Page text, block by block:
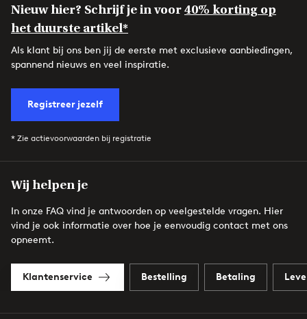
Nieuw hier? Schrijf je in voor40% korting op
het duurste artikel*
Als klant bij ons ben jij de eerste met exclusieve aanbiedingen,
spannend nieuws en veel inspiratie.
Registreer jezelf
* Zie actievoorwaarden bij registratie
Wij helpen je
In onze FAQ vind je antwoorden op veelgestelde vragen. Hier
vind je ook informatie over hoe je eenvoudig contact met ons
opneemt.
Klantenservice Bestelling Betaling